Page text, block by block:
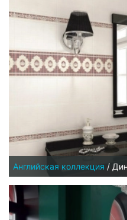
Английская коллекция /